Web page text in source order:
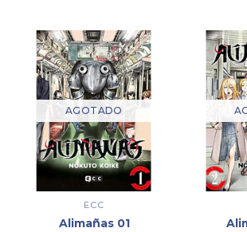
AGOTADO
ECC
Alimañas 01